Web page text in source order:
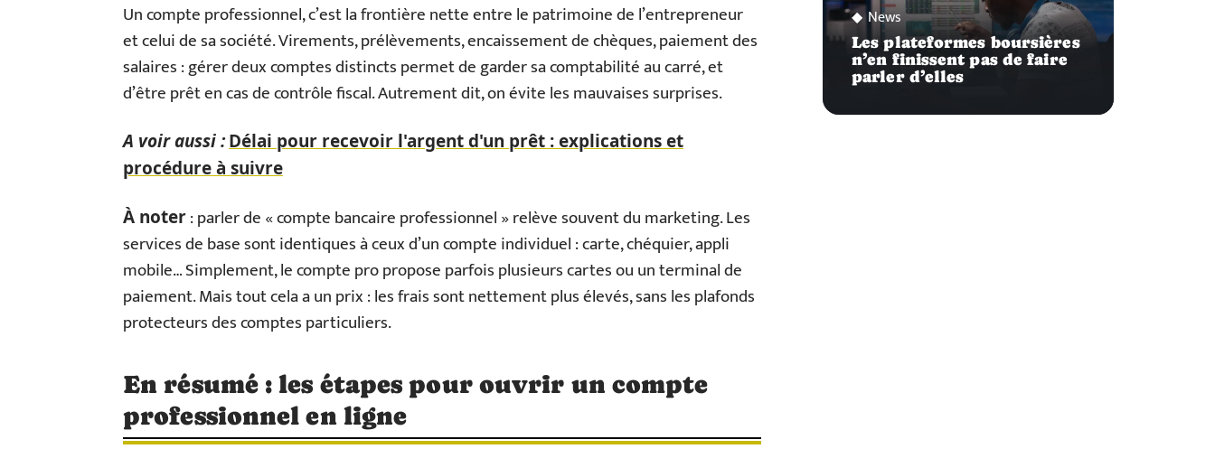
Un compte professionnel, c’est la frontière nette entre le patrimoine de l’entrepreneur
et celui de sa société. Virements, prélèvements, encaissement de chèques, paiement des
salaires : gérer deux comptes distincts permet de garder sa comptabilité au carré, et
d’être prêt en cas de contrôle fiscal. Autrement dit, on évite les mauvaises surprises.
A voir aussi :Délai pour recevoir l'argent d'un prêt : explications et
procédure à suivre
À noter: parler de « compte bancaire professionnel » relève souvent du marketing. Les
services de base sont identiques à ceux d’un compte individuel : carte, chéquier, appli
mobile… Simplement, le compte pro propose parfois plusieurs cartes ou un terminal de
paiement. Mais tout cela a un prix : les frais sont nettement plus élevés, sans les plafonds
protecteurs des comptes particuliers.
En résumé : les étapes pour ouvrir un compte
professionnel en ligne
News
Les plateformes boursières
n’en finissent pas de faire
parler d’elles